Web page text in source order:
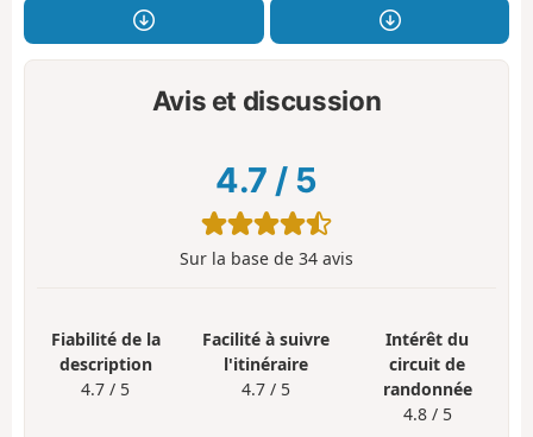
Avis et discussion
4.7 / 5
Sur la base de 34 avis
Fiabilité de la
description
4.7 / 5
Facilité à suivre
l'itinéraire
4.7 / 5
Intérêt du
circuit de
randonnée
4.8 / 5